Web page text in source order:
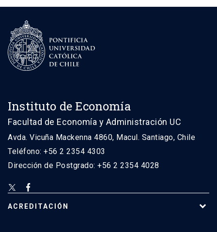
Instituto de Economía
Facultad de Economía y Administración UC
Avda. Vicuña Mackenna 4860, Macul. Santiago, Chile
Teléfono: +56 2 2354 4303
Dirección de Postgrado: +56 2 2354 4028
ACREDITACIÓN